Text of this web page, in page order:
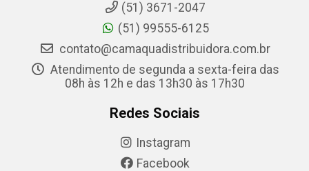
(51) 3671-2047
(51) 99555-6125
contato@camaquadistribuidora.com.br
Atendimento de segunda a sexta-feira das
08h às 12h e das 13h30 às 17h30
Redes Sociais
Instagram
Facebook